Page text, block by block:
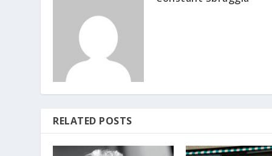
RELATED POSTS